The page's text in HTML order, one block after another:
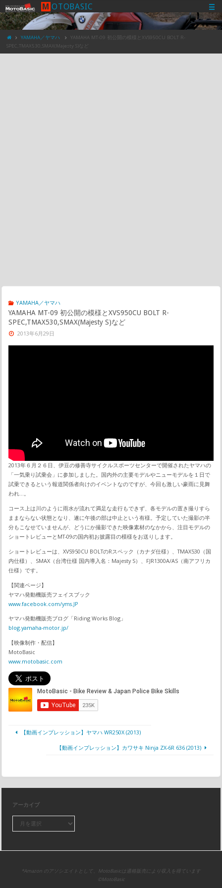
M OTOBASIC
YAMAHA／ヤマハ
YAMAHA MT-09 初公開の模様とXVS950CU BOLT R-
SPEC,TMAX530,SMAX(Majesty S)など
YAMAHA／ヤマハ
YAMAHA MT-09 初公開の模様とXVS950CU BOLT R-
SPEC,TMAX530,SMAX(Majesty S)など
2013年6月29日
2013年６月２６日、伊豆の修善寺サイクルスポーツセンターで開催されたヤマハの
「一気乗り試乗会」に参加しました。国内外の主要モデルやニューモデルを１日で
試乗できるという報道関係者向けのイベントなのですが、今回も激しい豪雨に見舞
われ…。
コース上は川のように雨水が流れて満足な走行もできず、各モデルの置き撮りすら
ままならない状態となり、遂に午後の部は中止という有様。予定していた撮影の半
分もこなせていませんが、どうにか撮影できた映像素材のなかから、注目モデルの
ショートレビューとMT-09の国内初お披露目の模様をお送りします。
ショートレビューは、XVS950CU BOLTのRスペック（カナダ仕様）、TMAX530（国
内仕様）、SMAX（台湾仕様 国内導入名：Majesty S）、FJR1300A/AS（南アフリカ
仕様）です。
【関連ページ】
ヤマハ発動機販売フェイスブック
www.facebook.com/yms.JP
ヤマハ発動機販売ブログ「Riding Works Blog」
blog.yamaha-motor.jp/
【映像制作・配信】
MotoBasic
www.motobasic.com
【動画インプレッション】ヤマハ WR250X (2013)
【動画インプレッション】カワサキ Ninja ZX-6R 636 (2013)
アーカイブ
*Amazon のアソシエイトとして、MotoBasicは適格販売により収入を得ています
©MotoBasic